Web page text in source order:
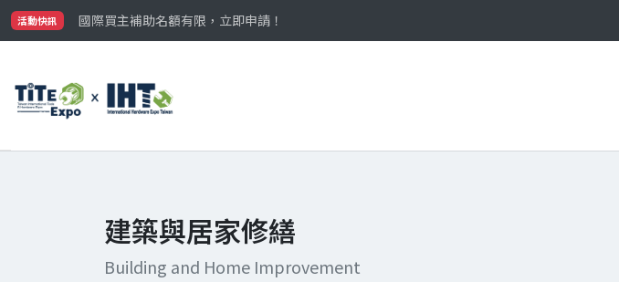
活動快訊
參觀門票開放申請中‼️
最大規模台灣五金展TiTE x IHT，2026/10/20-22與您在臺中國際會展中心再次相見！
建築與居家修繕
Building and Home Improvement